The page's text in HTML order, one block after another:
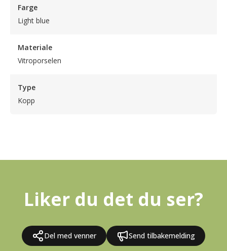
Farge
Light blue
Materiale
Vitroporselen
Type
Kopp
Liker du det du ser?
Del med venner Send tilbakemelding